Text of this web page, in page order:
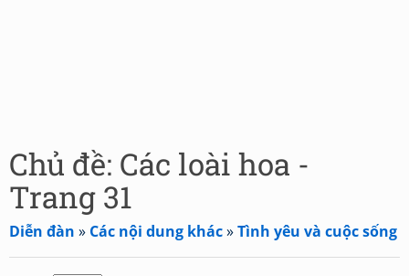
Chủ đề: Các loài hoa -
Trang 31
Diễn đàn » Các nội dung khác»Tình yêu và cuộc sống